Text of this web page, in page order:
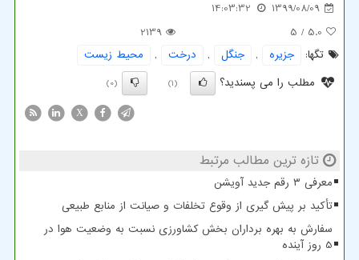
1399/08/09
14:03:32
5.0
/ 5
2139
تگها:
جزیره , جنگل , درخت ,
محیط زیست
مطلب را می پسندید؟
(1)
(0)
X
تازه ترین مطالب مرتبط
معرفی ۳ رقم جدید آویشن
تأکید بر پیش گیری از وقوع تخلفات و صیانت از منابع طبیعی
سفارش به بهره برداران بخش کشاورزی نسبت به وضعیت هوا در
5 روز آینده